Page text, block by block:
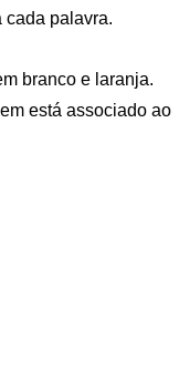
cada palavra.
branco e laranja.
está associado ao